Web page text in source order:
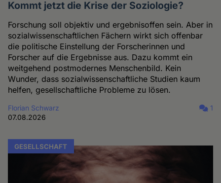
Kommt jetzt die Krise der Soziologie?
Forschung soll objektiv und ergebnisoffen sein. Aber in
sozialwissenschaftlichen Fächern wirkt sich offenbar
die politische Einstellung der Forscherinnen und
Forscher auf die Ergebnisse aus. Dazu kommt ein
weitgehend postmodernes Menschenbild. Kein
Wunder, dass sozialwissenschaftliche Studien kaum
helfen, gesellschaftliche Probleme zu lösen.
Florian Schwarz
07.08.2026
1
GESELLSCHAFT